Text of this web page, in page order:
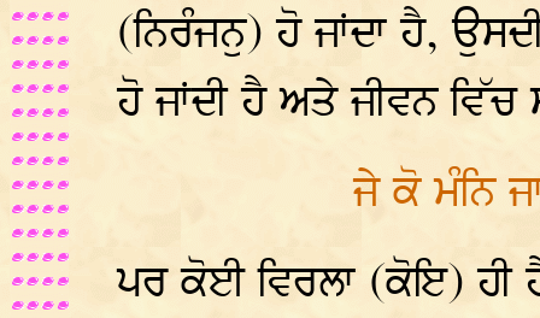
(ਨਿਰੰਜਨੁ) ਹੋ ਜਾਂਦਾ ਹੈ,
ਹੋ ਜਾਂਦੀ ਹੈ ਅਤੇ ਜੀਵਨ
ਜੇ ਕੋ ਮੰਨਿ
ਪਰ ਕੋਈ ਵਿਰਲਾ (ਕੋਇ) ਹੀ